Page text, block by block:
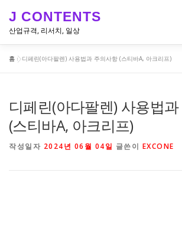
J CONTENTS
산업규격, 리서치, 일상
홈 »디페린(아다팔렌) 사용법과 주의사항 (스티바A, 아크리프)
디페린(아다팔렌) 사용법
(스티바A, 아크리프)
작성일자 2024년 06월 04일 글쓴이 EXCONE